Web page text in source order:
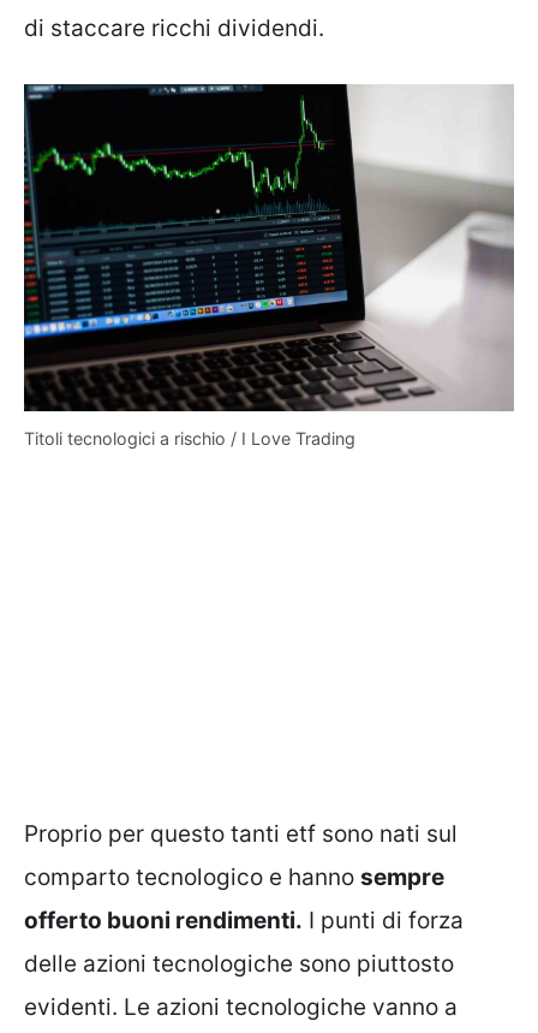
di staccare ricchi dividendi.
Titoli tecnologici a rischio / I Love Trading
Proprio per questo tanti etf sono nati sul
comparto tecnologico e hanno sempre
offerto buoni rendimenti. I punti di forza
delle azioni tecnologiche sono piuttosto
evidenti. Le azioni tecnologiche vanno a